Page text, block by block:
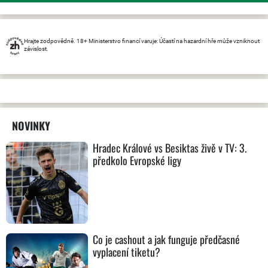
Hrajte zodpovědně. 18+ Ministerstvo financí varuje: Účastí na hazardní hře může vzniknout
závislost.
NOVINKY
Hradec Králové vs Besiktas živě v TV: 3.
předkolo Evropské ligy
Co je cashout a jak funguje předčasné
vyplacení tiketu?